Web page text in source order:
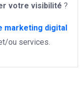
votre visibilité ?
marketing digital
ou services.